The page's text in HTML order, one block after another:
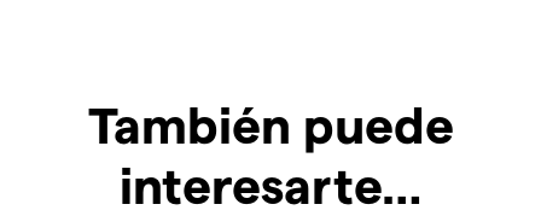
También puede
interesarte…